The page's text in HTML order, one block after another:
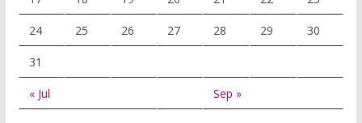
24 25 26 27 28 29 30
31
« Jul Sep »